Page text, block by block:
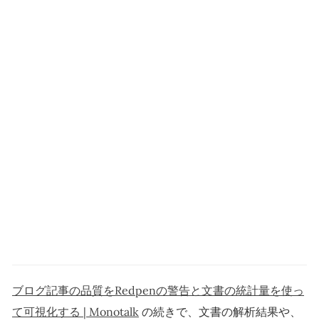
ブログ記事の品質をRedpenの警告と文書の統計量を使っ
て可視化する | Monotalk の続きで、文書の解析結果や、